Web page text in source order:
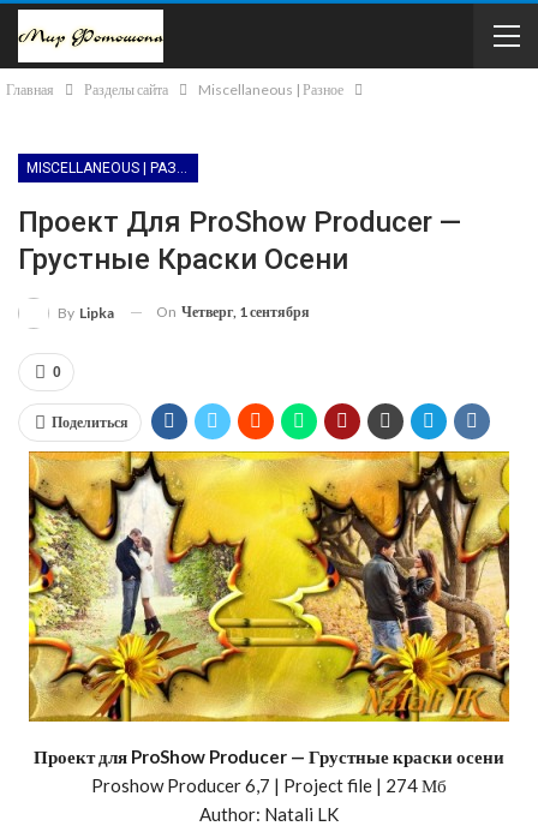
Главная Разделы сайта Miscellaneous | Разное
Проект Для ProShow Producer —
Грустные Краски Осени
By Lipka On Четверг, 1 сентября
0
Поделиться
Проект для ProShow Producer — Грустные краски осени
Proshow Producer 6,7 | Project file | 274 Мб
Author: Natali LK